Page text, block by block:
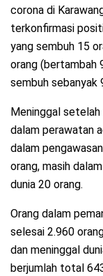
corona di
terkonfirmasi
yang sembuh 15
orang (bertambah
sembuh sebanyak
Meninggal setelah
dalam perawatan
dalam
orang, masih
dunia 20 orang.
Orang dalam
selesai 2.960
dan meninggal
berjumlah total